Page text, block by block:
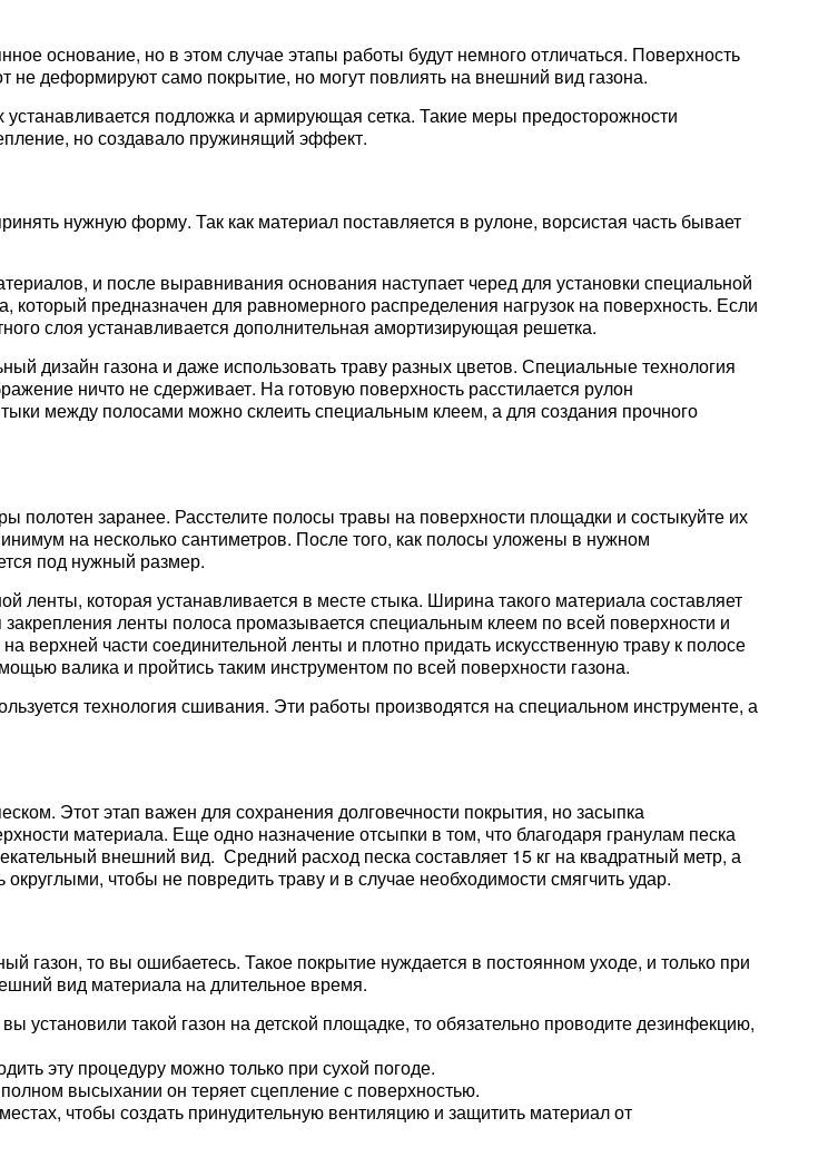
основание, но в этом случае этапы работы будут немного отличаться. Поверхность
деформируют само покрытие, но могут повлиять на внешний вид газона.
устанавливается подложка и армирующая сетка. Такие меры предосторожности
но создавало пружинящий эффект.
нужную форму. Так как материал поставляется в рулоне, ворсистая часть бывает
и после выравнивания основания наступает черед для установки специальной
который предназначен для равномерного распределения нагрузок на поверхность. Если
слоя устанавливается дополнительная амортизирующая решетка.
дизайн газона и даже использовать траву разных цветов. Специальные технология
ничто не сдерживает. На готовую поверхность расстилается рулон
между полосами можно склеить специальным клеем, а для создания прочного
полотен заранее. Расстелите полосы травы на поверхности площадки и состыкуйте их
на несколько сантиметров. После того, как полосы уложены в нужном
под нужный размер.
ленты, которая устанавливается в месте стыка. Ширина такого материала составляет
ленты полоса промазывается специальным клеем по всей поверхности и
верхней части соединительной ленты и плотно придать искусственную траву к полосе
валика и пройтись таким инструментом по всей поверхности газона.
технология сшивания. Эти работы производятся на специальном инструменте, а
Этот этап важен для сохранения долговечности покрытия, но засыпка
материала. Еще одно назначение отсыпки в том, что благодаря гранулам песка
внешний вид. Средний расход песка составляет 15 кг на квадратный метр, а
чтобы не повредить траву и в случае необходимости смягчить удар.
газон, то вы ошибаетесь. Такое покрытие нуждается в постоянном уходе, и только при
вид материала на длительное время.
установили такой газон на детской площадке, то обязательно проводите дезинфекцию,
эту процедуру можно только при сухой погоде.
высыхании он теряет сцепление с поверхностью.
чтобы создать принудительную вентиляцию и защитить материал от